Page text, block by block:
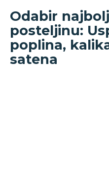
Odabir
posteljinu:
poplina,
satena